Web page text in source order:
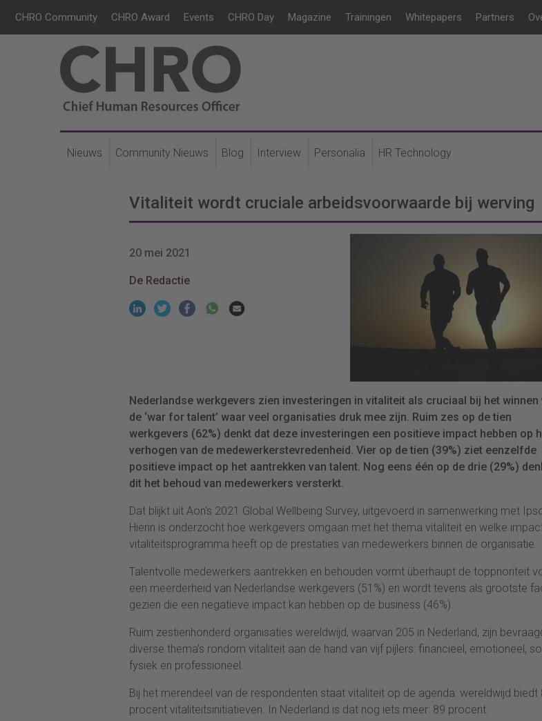
CHRO Community CHRO Award Events CHRO Day Magazine Trainingen Whitepapers Partners
Nieuws Community Nieuws Blog Interview Personalia HR Technology
Vitaliteit wordt cruciale arbeidsvoorwaarde bij werving
20 mei 2021
De Redactie
Nederlandse werkgevers zien investeringen in vitaliteit als cruciaal bij het winnen
de ‘war for talent’ waar veel organisaties druk mee zijn. Ruim zes op de tien
werkgevers (62%) denkt dat deze investeringen een positieve impact hebben op
verhogen van de medewerkerstevredenheid. Vier op de tien (39%) ziet eenzelfde
positieve impact op het aantrekken van talent. Nog eens één op de drie (29%)
dit het behoud van medewerkers versterkt.
Dat blijkt uit Aon's 2021 Global Wellbeing Survey, uitgevoerd in samenwerking met
Hierin is onderzocht hoe werkgevers omgaan met het thema vitaliteit en welke
vitaliteitsprogramma heeft op de prestaties van medewerkers binnen de organisatie.
Talentvolle medewerkers aantrekken en behouden vormt überhaupt de topprioriteit
een meerderheid van Nederlandse werkgevers (51%) en wordt tevens als grootste
gezien die een negatieve impact kan hebben op de business (46%).
Ruim zestienhonderd organisaties wereldwijd, waarvan 205 in Nederland, zijn
diverse thema’s rondom vitaliteit aan de hand van vijf pijlers: financieel, emotioneel,
fysiek en professioneel.
Bij het merendeel van de respondenten staat vitaliteit op de agenda: wereldwijd biedt
procent vitaliteitsinitiatieven. In Nederland is dat nog iets meer: 89 procent.